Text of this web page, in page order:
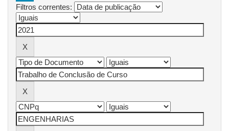
Filtros correntes: